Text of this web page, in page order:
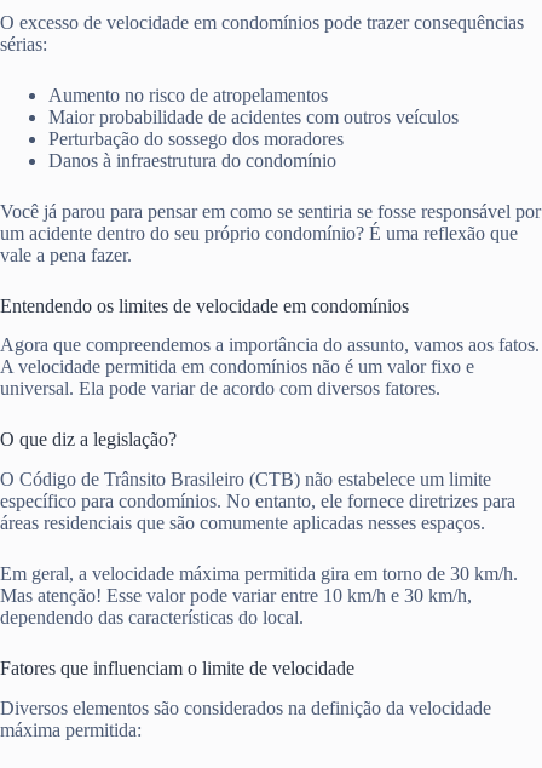
O excesso de velocidade em condomínios pode trazer consequências
sérias:
Aumento no risco de atropelamentos
Maior probabilidade de acidentes com outros veículos
Perturbação do sossego dos moradores
Danos à infraestrutura do condomínio
Você já parou para pensar em como se sentiria se fosse responsável por
um acidente dentro do seu próprio condomínio? É uma reflexão que
vale a pena fazer.
Entendendo os limites de velocidade em condomínios
Agora que compreendemos a importância do assunto, vamos aos fatos.
A velocidade permitida em condomínios não é um valor fixo e
universal. Ela pode variar de acordo com diversos fatores.
O que diz a legislação?
O Código de Trânsito Brasileiro (CTB) não estabelece um limite
específico para condomínios. No entanto, ele fornece diretrizes para
áreas residenciais que são comumente aplicadas nesses espaços.
Em geral, a velocidade máxima permitida gira em torno de 30 km/h.
Mas atenção! Esse valor pode variar entre 10 km/h e 30 km/h,
dependendo das características do local.
Fatores que influenciam o limite de velocidade
Diversos elementos são considerados na definição da velocidade
máxima permitida: